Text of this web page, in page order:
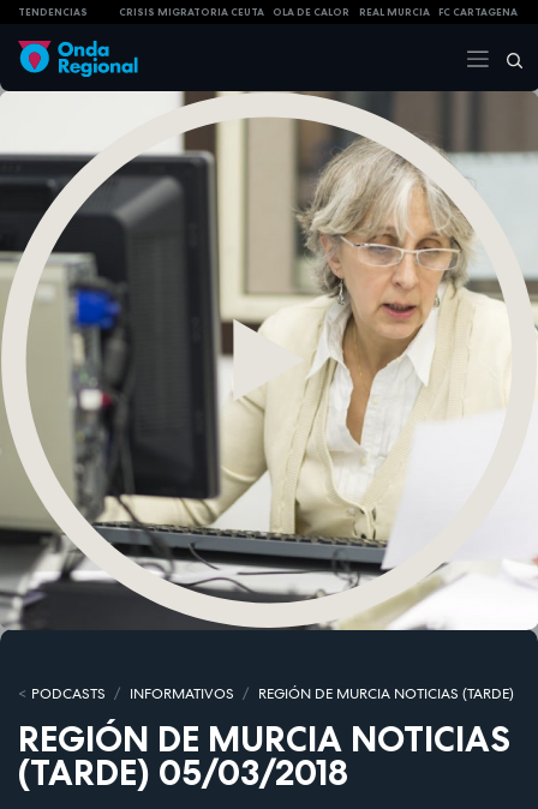
TENDENCIAS CRISIS MIGRATORIA CEUTA OLA DE CALOR REAL MURCIA FC CARTAGENA
PODCASTS INFORMATIVOS REGIÓN DE MURCIA NOTICIAS (TARDE)
REGIÓN DE MURCIA NOTICIAS
(TARDE) 05/03/2018